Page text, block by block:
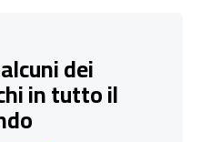
dei
in tutto il